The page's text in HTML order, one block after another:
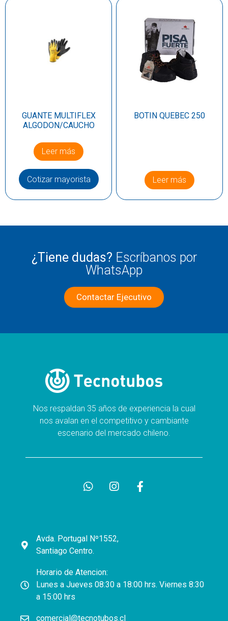
GUANTE MULTIFLEX
ALGODON/CAUCHO
Leer más
Cotizar mayorista
BOTIN QUEBEC 250
Leer más
¿Tiene dudas? Escríbanos por
WhatsApp
Contactar Ejecutivo
Nos respaldan 35 años de experiencia la cual
nos avalan en el competitivo y cambiante
escenario del mercado chileno.
Avda. Portugal Nº1552,
Santiago Centro.
Horario de Atencion:
Lunes a Jueves 08:30 a 18:00 hrs. Viernes 8:30
a 15:00 hrs
comercial@tecnotubos.cl